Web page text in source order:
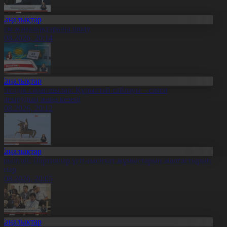
жаңалықтарына шолу
20:14
сарапшылар: Құрылтай сайлауы – саяси
жаңа кезеңі
20:12
Партиялар үгіт-насихат жұмыстарын жалғастырып
20:05